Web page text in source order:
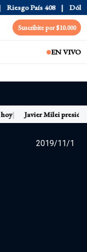
Riesgo País 408
Suscribite por $10.000
EN VIVO
Javier Milei
de
2019/11/1